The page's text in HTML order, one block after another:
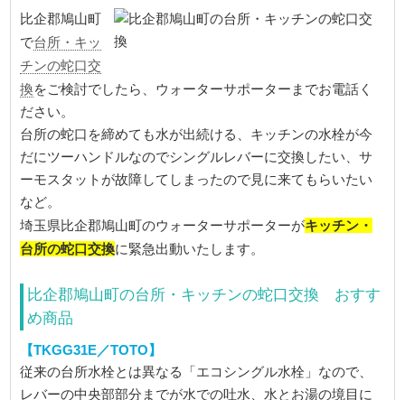
比企郡鳩山町
で台所・キッ
チンの蛇口交
換をご検討でしたら、ウォーターサポーターまでお電話く
ださい。
台所の蛇口を締めても水が出続ける、キッチンの水栓が今
だにツーハンドルなのでシングルレバーに交換したい、サ
ーモスタットが故障してしまったので見に来てもらいたい
など。
埼玉県比企郡鳩山町のウォーターサポーターがキッチン・
台所の蛇口交換に緊急出動いたします。
比企郡鳩山町の台所・キッチンの蛇口交換 おすす
め商品
【TKGG31E／TOTO】
従来の台所水栓とは異なる「エコシングル水栓」なので、
レバーの中央部部分までが水での吐水、水とお湯の境目に